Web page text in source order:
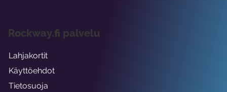
Rockway.fi palvelu
Lahjakortit
Käyttöehdot
Tietosuoja